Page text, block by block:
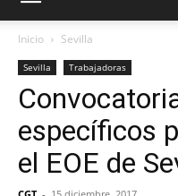
Inicio Sevilla
Sevilla Trabajadoras
específicos
el EOE de